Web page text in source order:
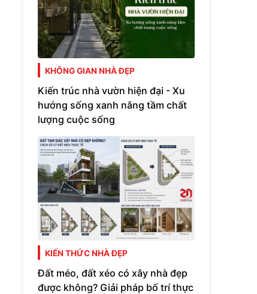
KHÔNG GIAN NHÀ ĐẸP
Kiến trúc nhà vườn hiện đại - Xu
hướng sống xanh nâng tầm chất
lượng cuộc sống
KIẾN THỨC NHÀ ĐẸP
Đất méo, đất xéo có xây nhà đẹp
được không? Giải pháp bố trí thực